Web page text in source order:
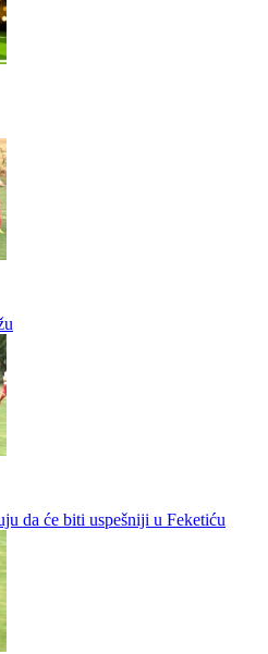
da će biti uspešniji u Feketiću